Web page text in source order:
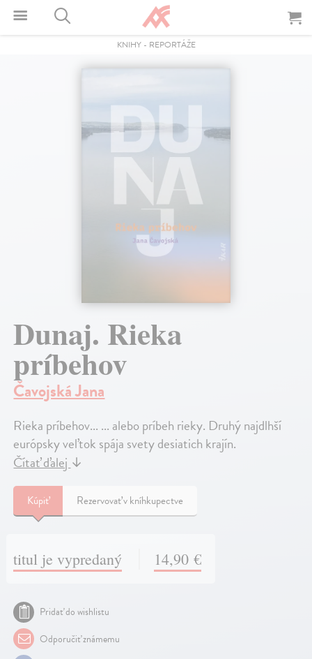
KNIHY- REPORTÁŽE
Dunaj. Rieka
príbehov
Čavojská Jana
Rieka príbehov... ... alebo príbeh rieky. Druhý najdlhší
európsky veľtok spája svety desiatich krajín.
Čítať ďalej↓
Kúpiť Rezervovať v kníhkupectve
titul je vypredaný 14,90 €
Pridať do wishlistu
Odporučiť známemu